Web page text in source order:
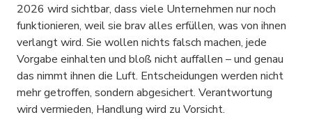
2026 wird sichtbar, dass viele Unternehmen nur noch
funktionieren, weil sie brav alles erfüllen, was von ihnen
verlangt wird. Sie wollen nichts falsch machen, jede
Vorgabe einhalten und bloß nicht auffallen – und genau
das nimmt ihnen die Luft. Entscheidungen werden nicht
mehr getroffen, sondern abgesichert. Verantwortung
wird vermieden, Handlung wird zu Vorsicht.